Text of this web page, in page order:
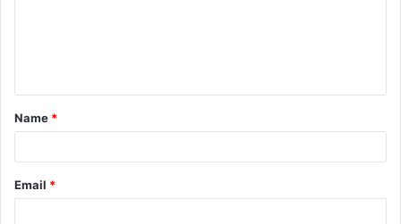
t
*
Name *
Email *